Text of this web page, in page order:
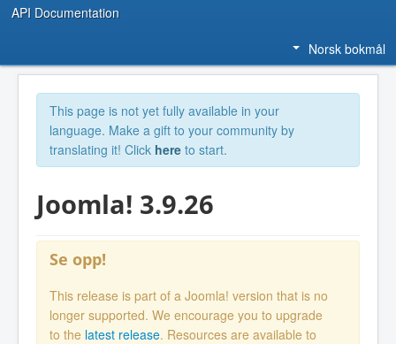
API Documentation
Norsk bokmål
This page is not yet fully available in your
language. Make a gift to your community by
translating it! Click here to start.
Joomla! 3.9.26
Se opp!
This release is part of a Joomla! version that is no
longer supported. We encourage you to upgrade
to the latest release. Resources are available to